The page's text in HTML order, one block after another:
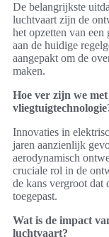
De belangrijkste
luchtvaart zijn de
het opzetten van
aan de huidige
aangepakt om de
maken.
Hoe ver zijn we
Innovaties in
jaren aanzienlijk
aerodynamisch
cruciale rol in de
de kans vergroot dat
toegepast.
Wat is de impact
luchtvaart?